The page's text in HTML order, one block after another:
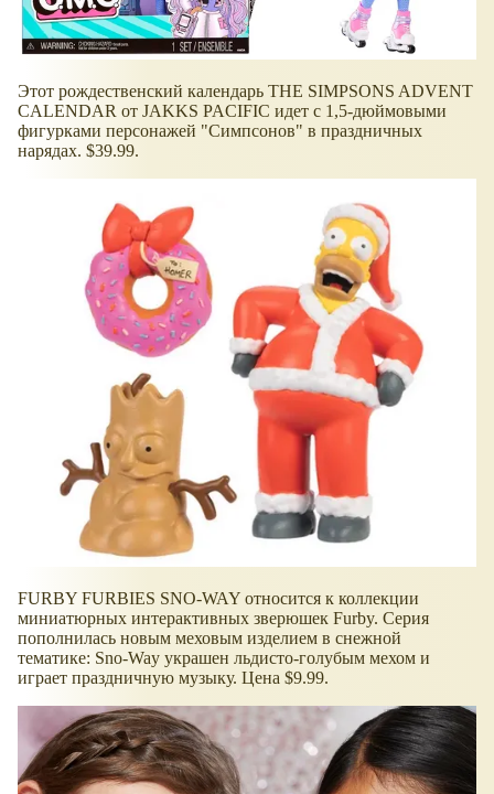
Этот рождественский календарь THE SIMPSONS ADVENT
CALENDAR от JAKKS PACIFIC идет с 1,5-дюймовыми
фигурками персонажей "Симпсонов" в праздничных
нарядах. $39.99.
FURBY FURBIES SNO-WAY относится к коллекции
миниатюрных интерактивных зверюшек Furby. Серия
пополнилась новым меховым изделием в снежной
тематике: Sno-Way украшен льдисто-голубым мехом и
играет праздничную музыку. Цена $9.99.